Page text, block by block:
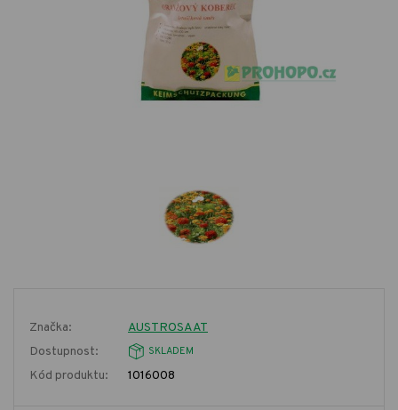
Značka:
AUSTROSAAT
Dostupnost:
SKLADEM
Kód produktu: 1016008